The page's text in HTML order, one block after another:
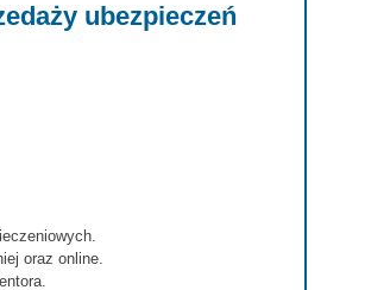
ubezpieczeń
oraz online.